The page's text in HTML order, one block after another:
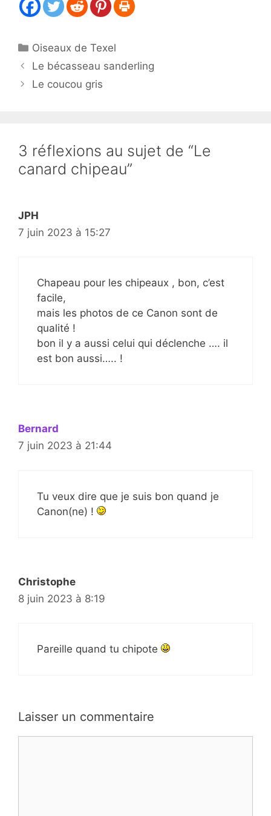
Catégories
Oiseaux de Texel
Le bécasseau sanderling
Le coucou gris
3 réflexions au sujet de “Le
canard chipeau”
JPH
7 juin 2023 à 15:27
Chapeau pour les chipeaux , bon, c’est
facile,
mais les photos de ce Canon sont de
qualité !
bon il y a aussi celui qui déclenche …. il
est bon aussi….. !
Bernard
7 juin 2023 à 21:44
Tu veux dire que je suis bon quand je
Canon(ne) !
Christophe
8 juin 2023 à 8:19
Pareille quand tu chipote
Laisser un commentaire